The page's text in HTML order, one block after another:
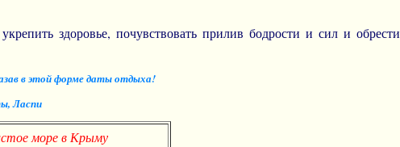
здоровье, почувствовать прилив бодрости и сил и обрести
в этой форме даты отдыха!
Ласпи
море в Крыму